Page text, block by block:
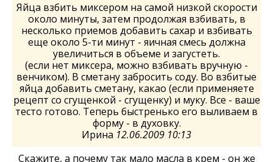
Яйца взбить миксером на самой низкой скорости
около минуты, затем продолжая взбивать, в
несколько приемов добавить сахар и взбивать
еще около 5-ти минут - яичная смесь должна
увеличиться в объеме и загустеть.
(если нет миксера, можно взбивать вручную -
венчиком). В сметану забросить соду. Во взбитые
яйца добавить сметану, какао (если применяете
рецепт со сгущенкой - сгущенку) и муку. Все - ваше
тесто готово. Теперь быстренько его выливаем в
форму - в духовку.
Ирина 12.06.2009 10:13
Скажите, а почему так мало масла в крем - он же